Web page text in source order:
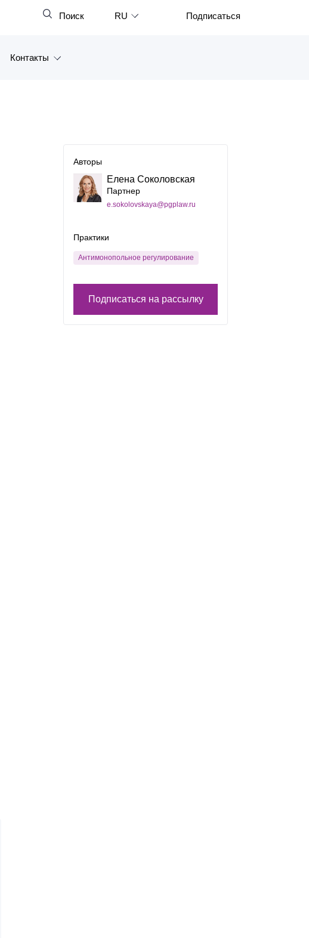
Закрыть
Поиск RU
Français
日本語
Подписаться
Контакты
Авторы
Елена Соколовская
Партнер
e.sokolovskaya@pgplaw.ru
Практики
Антимонопольное регулирование
Подписаться на рассылку